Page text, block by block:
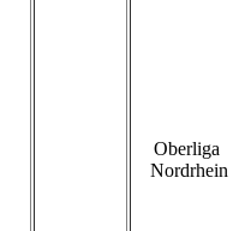
Oberliga
Nordrhein